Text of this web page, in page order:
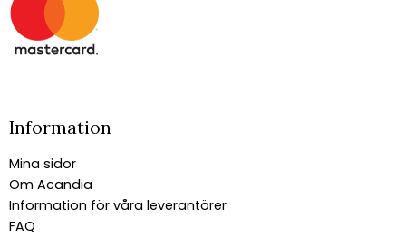
Information
Mina sidor
Om Acandia
Information för våra leverantörer
FAQ